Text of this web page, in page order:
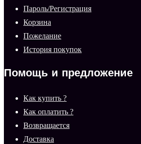
Пароль/Регистрация
Корзина
Пожелание
История покупок
Помощь и предложение
Как купить ?
Как оплатить ?
Возвращается
Доставка